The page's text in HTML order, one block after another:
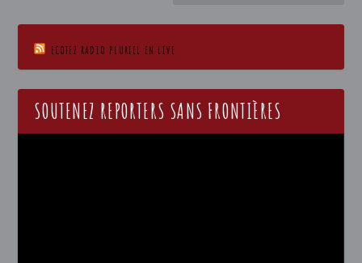
ECOTEZ RADIO PLURIEL EN LIVE
SOUTENEZ REPORTERS SANS FRONTIÈRES